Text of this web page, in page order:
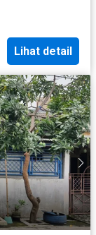
Lihat detail